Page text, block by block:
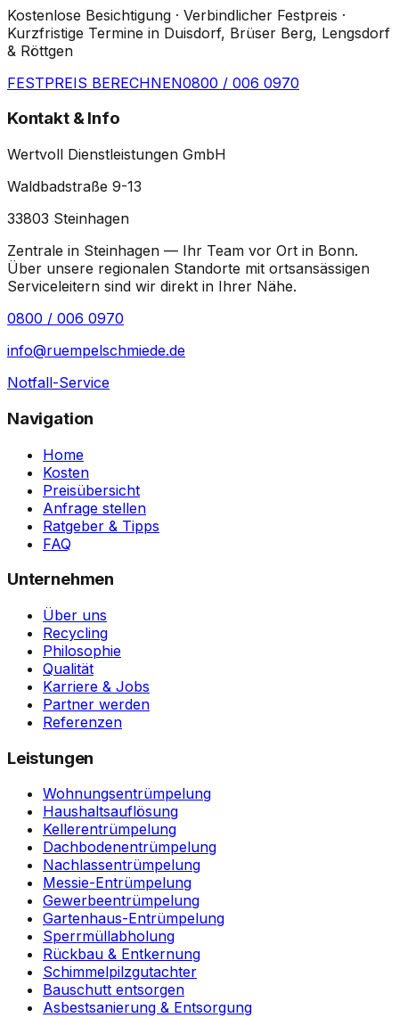
Kostenlose Besichtigung · Verbindlicher Festpreis ·
Kurzfristige Termine in Duisdorf, Brüser Berg, Lengsdorf
& Röttgen
FESTPREIS BERECHNEN0800 / 006 0970
Kontakt & Info
Wertvoll Dienstleistungen GmbH
Waldbadstraße 9-13
33803 Steinhagen
Zentrale in Steinhagen — Ihr Team vor Ort in Bonn.
Über unsere regionalen Standorte mit ortsansässigen
Serviceleitern sind wir direkt in Ihrer Nähe.
0800 / 006 0970
info@ruempelschmiede.de
Notfall-Service
Navigation
Home
Kosten
Preisübersicht
Anfrage stellen
Ratgeber & Tipps
FAQ
Unternehmen
Über uns
Recycling
Philosophie
Qualität
Karriere & Jobs
Partner werden
Referenzen
Leistungen
Wohnungsentrümpelung
Haushaltsauflösung
Kellerentrümpelung
Dachbodenentrümpelung
Nachlassentrümpelung
Messie-Entrümpelung
Gewerbeentrümpelung
Gartenhaus-Entrümpelung
Sperrmüllabholung
Rückbau & Entkernung
Schimmelpilzgutachter
Bauschutt entsorgen
Asbestsanierung & Entsorgung